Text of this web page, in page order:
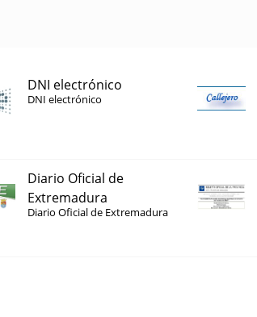
DNI electrónico
DNI electrónico
Diario Oficial de
Extremadura
Diario Oficial de Extremadura